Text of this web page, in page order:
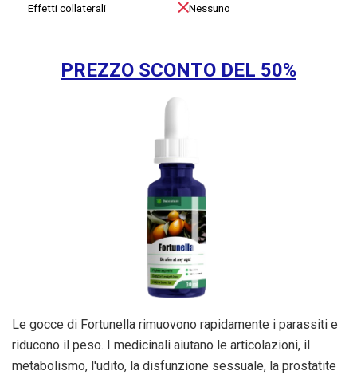
Effetti collaterali Nessuno
PREZZO SCONTO DEL 50%
Le gocce di Fortunella rimuovono rapidamente i parassiti e
riducono il peso. I medicinali aiutano le articolazioni, il
metabolismo, l'udito, la disfunzione sessuale, la prostatite